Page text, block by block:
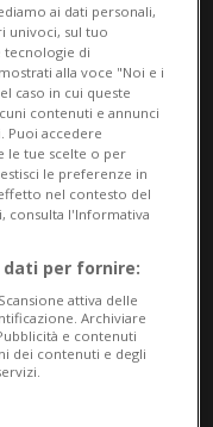
10 mesi
strade
ai dati personali,
univoci, sul tuo
tecnologie di
alla voce "Noi e i
caso in cui queste
contenuti e annunci
Puoi accedere
le tue scelte o per
le preferenze in
nel contesto del
consulta l'Informativa
per fornire:
attiva delle
Archiviare
e contenuti
dei contenuti e degli